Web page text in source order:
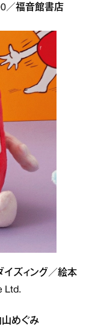
／福音館書店
イズィング／絵本
Ltd.
山めぐみ